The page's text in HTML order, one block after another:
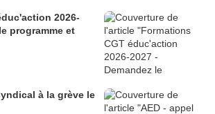
2026-
programme et
à la grève le